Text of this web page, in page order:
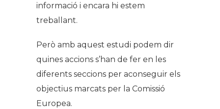
informació i encara hi estem
treballant.
Però amb aquest estudi podem dir
quines accions s’han de fer en les
diferents seccions per aconseguir els
objectius marcats per la Comissió
Europea.